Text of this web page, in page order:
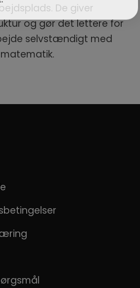
De giver
og gør det lettere for
selvstændigt med